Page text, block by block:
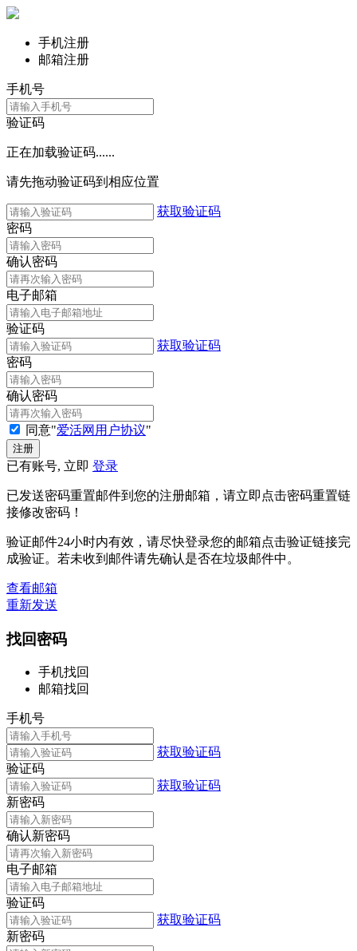
手机注册
邮箱注册
手机号
验证码
正在加载验证码......
请先拖动验证码到相应位置
获取验证码
密码
确认密码
电子邮箱
验证码
获取验证码
密码
确认密码
同意"爱活网用户协议"
已有账号, 立即 登录
已发送密码重置邮件到您的注册邮箱，请立即点击密码重置链
接修改密码！
验证邮件24小时内有效，请尽快登录您的邮箱点击验证链接完
成验证。若未收到邮件请先确认是否在垃圾邮件中。
查看邮箱
重新发送
找回密码
手机找回
邮箱找回
手机号
获取验证码
验证码
获取验证码
新密码
确认新密码
电子邮箱
验证码
获取验证码
新密码